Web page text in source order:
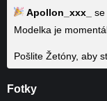
Apollon_xxx_ se
Modelka je
Pošlite Žetóny, aby
Fotky